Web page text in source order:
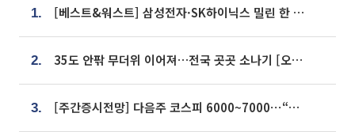
1. [베스트&워스트] 삼성전자·SK하이닉스 밀린 한 주…상상인증권은 85% 급등
2. 35도 안팎 무더위 이어져…전국 곳곳 소나기 [오늘 날씨]
3. [주간증시전망] 다음주 코스피 6000~7000⋯“外人 수급은 정책이 변수”